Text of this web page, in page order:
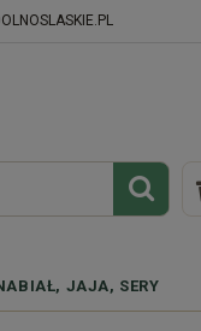
JAJA, SERY